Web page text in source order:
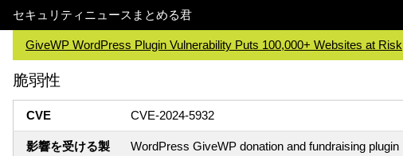
セキュリティニュースまとめる君
GiveWP WordPress Plugin Vulnerability Puts 100,000+ Websites at Risk
脆弱性
CVE CVE-2024-5932
影響を受ける製
WordPress GiveWP donation and fundraising plugin